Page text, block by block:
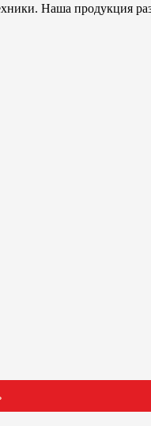
Наша продукция